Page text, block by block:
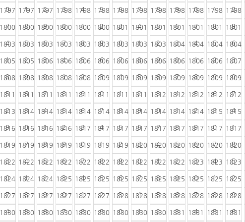
0 1 2 3 4 5 6 7 8 9 0 1 2
1797
7
1797
8
1797
9
1798
0
1798
1
1798
2
1798
3
1798
4
1798
5
1798
6
1798
7
1798
8
1798
9
1800
4
1800
5
1800
6
1800
7
1800
8
1800
9
1801
0
1801
1
1801
2
1801
3
1801
4
1801
5
1801
6
1803
1
1803
2
1803
3
1803
4
1803
5
1803
6
1803
7
1803
8
1803
9
1804
0
1804
1
1804
2
1804
3
1805
8
1805
9
1806
0
1806
1
1806
2
1806
3
1806
4
1806
5
1806
6
1806
7
1806
8
1806
9
1807
0
1808
5
1808
6
1808
7
1808
8
1808
9
1809
0
1809
1
1809
2
1809
3
1809
4
1809
5
1809
6
1809
7
1811
2
1811
3
1811
4
1811
5
1811
6
1811
7
1811
8
1811
9
1812
0
1812
1
1812
2
1812
3
1812
4
1813
9
1814
0
1814
1
1814
2
1814
3
1814
4
1814
5
1814
6
1814
7
1814
8
1814
9
1815
0
1815
1
1816
6
1816
7
1816
8
1816
9
1817
0
1817
1
1817
2
1817
3
1817
4
1817
5
1817
6
1817
7
1817
8
1819
3
1819
4
1819
5
1819
6
1819
7
1819
8
1819
9
1820
0
1820
1
1820
2
1820
3
1820
4
1820
5
1822
0
1822
1
1822
2
1822
3
1822
4
1822
5
1822
6
1822
7
1822
8
1822
9
1823
0
1823
1
1823
2
1824
7
1824
8
1824
9
1825
0
1825
1
1825
2
1825
3
1825
4
1825
5
1825
6
1825
7
1825
8
1825
9
1827
4
1827
5
1827
6
1827
7
1827
8
1827
9
1828
0
1828
1
1828
2
1828
3
1828
4
1828
5
1828
6
1830 1830 1830 1830 1830 1830 1830 1830 1830 1831 1831 1831 1831